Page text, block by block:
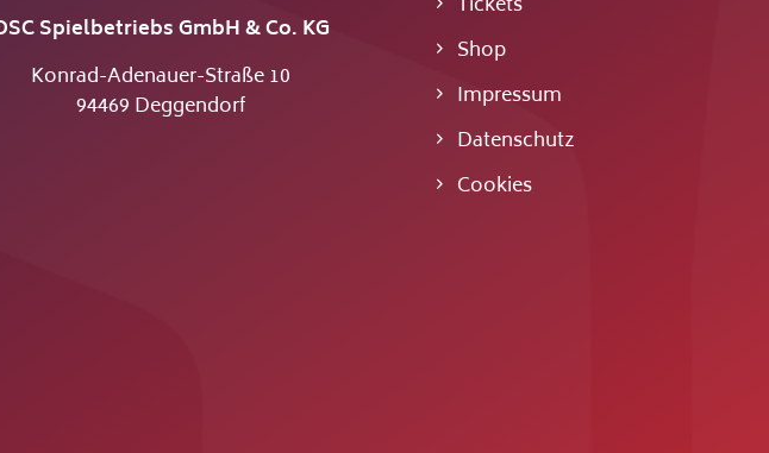
Spielbetriebs GmbH & Co. KG
Konrad-Adenauer-Straße 10
94469 Deggendorf
Shop
Impressum
Datenschutz
Cookies